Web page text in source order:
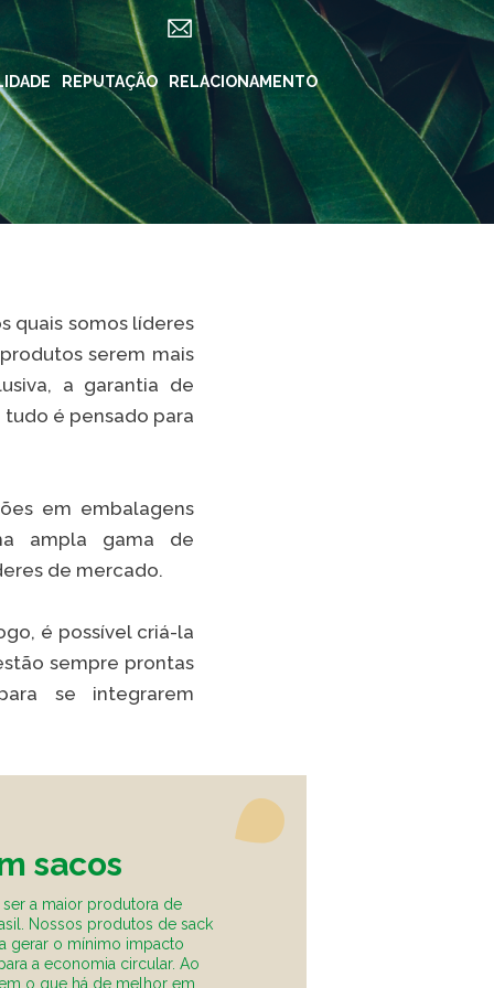
REPUTAÇÃO RELACIONAMENTO
ES
ForYou
Carreiras
Caiubi
Ecológico
REDES SOCIAIS
Instagram
ForYou
LinkedIn
Facebook
TikTok
COMPLETA
quais somos líderes
serem mais
a garantia de
é pensado para
em embalagens
ampla gama de
de mercado.
é possível criá-la
sempre prontas
se integrarem
sacos
a maior produtora de
Nossos produtos de sack
gerar o mínimo impacto
a economia circular. Ao
o que há de melhor em